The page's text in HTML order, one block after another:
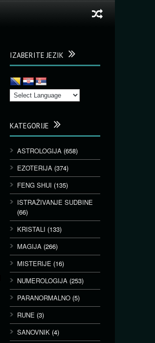
IZABERITE JEZIK
KATEGORIJE
ASTROLOGIJA (658)
EZOTERIJA (374)
FENG SHUI (135)
ISTRAŽIVANJE SUDBINE
(66)
KRISTALI (133)
MAGIJA (266)
MISTERIJE (16)
NUMEROLOGIJA (253)
PARANORMALNO (5)
RUNE (3)
SANOVNIK (4)